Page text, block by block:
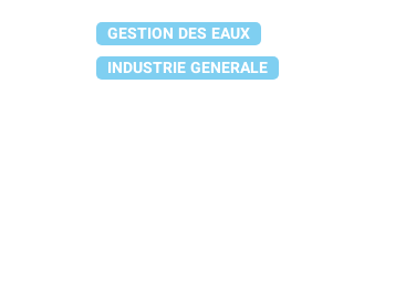
GESTION DES EAUX
INDUSTRIE GENERALE